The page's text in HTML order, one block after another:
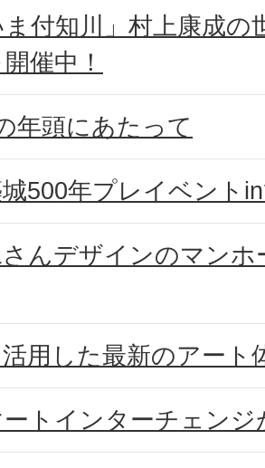
ま付知川」村上康成
催中！
年頭にあたって
500年プレイベント
んデザインのマン
用した最新のアート
トインターチェン